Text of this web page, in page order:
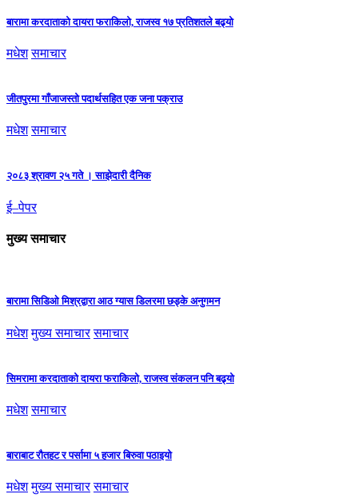
बारामा करदाताको दायरा फराकिलो, राजस्व १७ प्रतिशतले बढ्यो
मधेश समाचार
जीतपुरमा गाँजाजस्तो पदार्थसहित एक जना पक्राउ
मधेश समाचार
२०८३ श्रावण २५ गते । साझेदारी दैनिक
ई–पेपर
मुख्य समाचार
बारामा सिडिओ मिश्रद्वारा आठ ग्यास डिलरमा छड्के अनुगमन
मधेश मुख्य समाचार समाचार
सिमरामा करदाताको दायरा फराकिलो, राजस्व संकलन पनि बढ्यो
मधेश समाचार
बाराबाट रौतहट र पर्सामा ५ हजार बिरुवा पठाइयो
मधेश मुख्य समाचार समाचार